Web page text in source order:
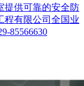
提供可靠的安全防
程有限公司全国业
85566630